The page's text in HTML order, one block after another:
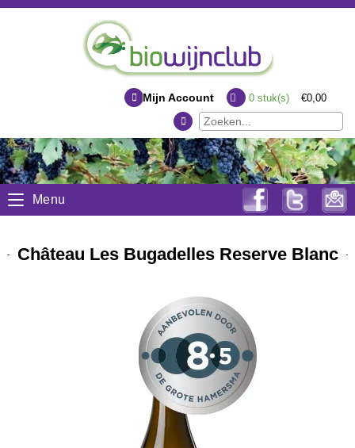
Mijn Account 0stuk(s) €0,00
Menu
Château Les Bugadelles Reserve Blanc